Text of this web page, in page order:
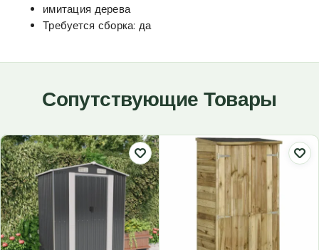
имитация дерева
Требуется сборка: да
Сопутствующие Товары